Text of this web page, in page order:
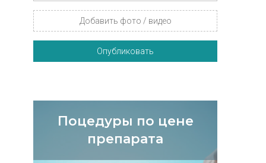
Добавить фото / видео
Опубликовать
Поцедуры по цене
препарата